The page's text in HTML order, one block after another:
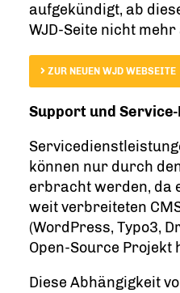
aufgekündigt, ab
WJD-Seite nicht
ZUR NEUEN WJD WEBSEITE
Support und
können nur durch
erbracht werden, da
weit verbreiteten
(WordPress, Typo3,
Open-Source Projekt
Diese Abhängigkeit